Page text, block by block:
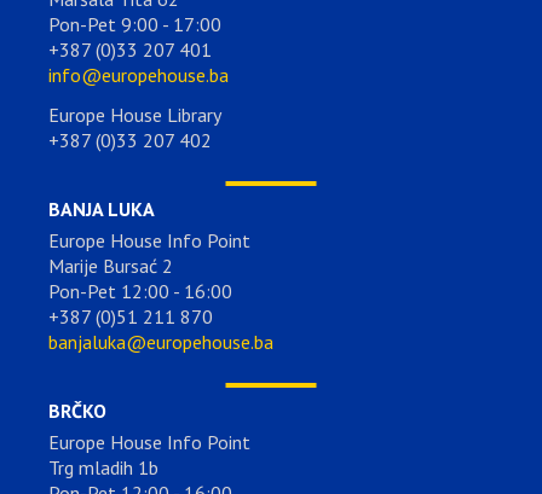
Pon-Pet 9:00 - 17:00
+387 (0)33 207 401
info@europehouse.ba
Europe House Library
+387 (0)33 207 402
BANJA LUKA
Europe House Info Point
Marije Bursać 2
Pon-Pet 12:00 - 16:00
+387 (0)51 211 870
banjaluka@europehouse.ba
BRČKO
Europe House Info Point
Trg mladih 1b